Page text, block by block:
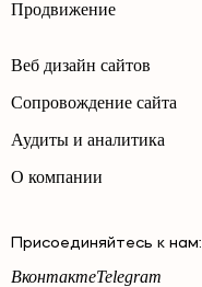
Продвижение
Веб дизайн сайтов
Сопровождение сайта
Аудиты и аналитика
О компании
Присоединяйтесь к нам:
ВконтактеTelegram